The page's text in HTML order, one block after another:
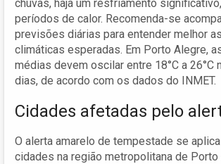
chuvas, haja um resfriamento
períodos de calor. Recomenda-se
previsões diárias para entender melhor
climáticas esperadas. Em Porto Alegre,
médias devem oscilar entre 18°C a 26°C
dias, de acordo com os dados do INMET.
Cidades afetadas pelo
O alerta amarelo de tempestade se
cidades na região metropolitana de Porto